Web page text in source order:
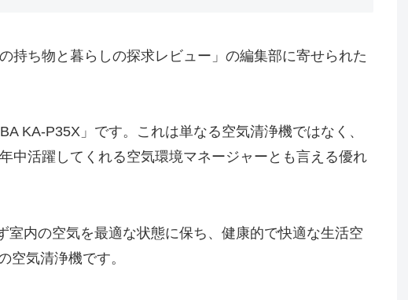
持ち物と暮らしの探求レビュー」の編集部に寄せられた
KA-P35X」です。これは単なる空気清浄機ではなく、
中活躍してくれる空気環境マネージャーとも言える優れ
室内の空気を最適な状態に保ち、健康的で快適な生活空
空気清浄機です。